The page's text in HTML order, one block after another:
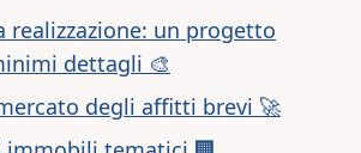
realizzazione: un progetto
dettagli 🎨
degli affitti brevi 🚀